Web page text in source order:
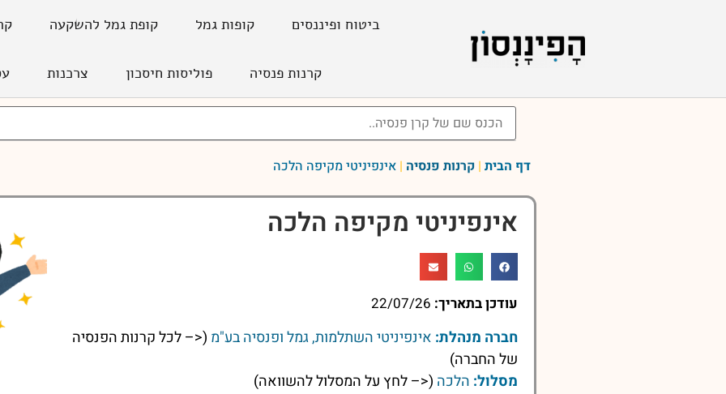
ביטוח ופיננסים קופות גמל קופת גמל להשקעה
קרנות פנסיה פוליסות חיסכון צרכנות
דף הבית | קרנות פנסיה | אינפיניטי מקיפה הלכה
אינפיניטי מקיפה הלכה
עודכן בתאריך: 22/07/26
חברה מנהלת: אינפיניטי השתלמות, גמל ופנסיה בע"מ (<– לכל קרנות הפנסיה
של החברה)
מסלול: הלכה (<– לחץ על המסלול להשוואה)